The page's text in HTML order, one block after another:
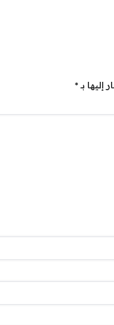
إليها بـ*